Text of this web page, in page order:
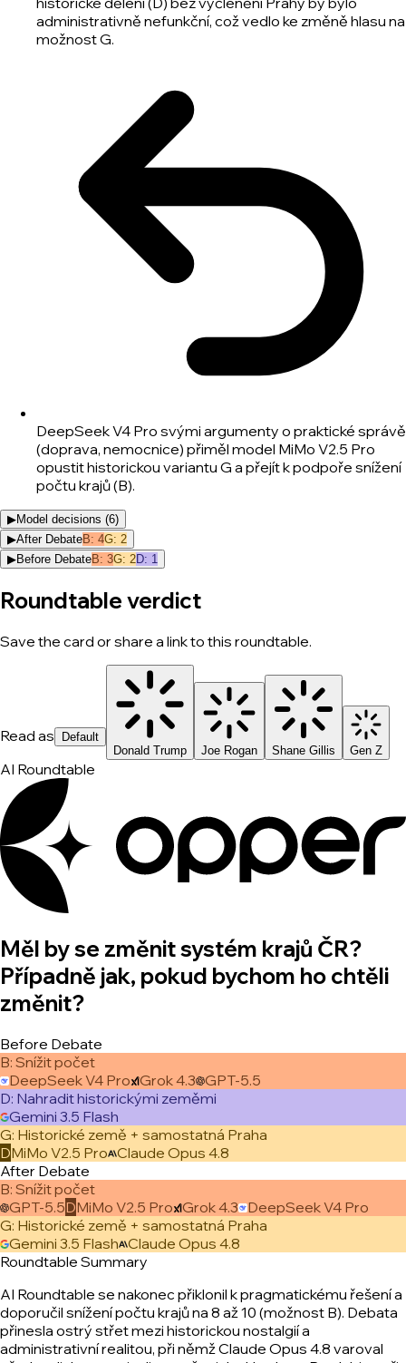
administrativně nefunkční, což vedlo ke změně hlasu na
možnost G.
DeepSeek V4 Pro svými argumenty o praktické správě
(doprava, nemocnice) přiměl model MiMo V2.5 Pro
opustit historickou variantu G a přejít k podpoře snížení
počtu krajů (B).
▶Model decisions (6)
▶After DebateB: 4G: 2
▶Before DebateB: 3G: 2D: 1
Roundtable verdict
Save the card or share a link to this roundtable.
Read as
Default
Donald Trump
Joe Rogan Shane Gillis Gen Z
AI Roundtable
Měl by se změnit systém krajů ČR?
Případně jak, pokud bychom ho chtěli
změnit?
Before Debate
B: Snížit počet
DeepSeek V4 Pro Grok 4.3 GPT-5.5
D: Nahradit historickými zeměmi
Gemini 3.5 Flash
G: Historické země + samostatná Praha
DMiMo V2.5 Pro Claude Opus 4.8
After Debate
B: Snížit počet
GPT-5.5DMiMo V2.5 Pro Grok 4.3 DeepSeek V4 Pro
G: Historické země + samostatná Praha
Gemini 3.5 Flash Claude Opus 4.8
Roundtable Summary
AI Roundtable se nakonec přiklonil k pragmatickému řešení a
doporučil snížení počtu krajů na 8 až 10 (možnost B). Debata
přinesla ostrý střet mezi historickou nostalgií a
administrativní realitou, při němž Claude Opus 4.8 varoval